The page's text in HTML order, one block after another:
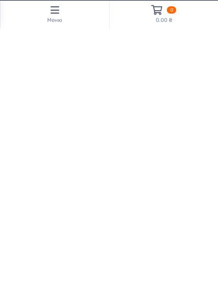
*Subscribe to our newsletter to receive early discount offers, updates
and new products info.
Меню
0
0.00 ₴